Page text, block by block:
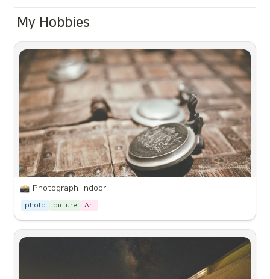
7214b84acbd3c1e의 스펙을 갖춘 스마트폰
◦
노키아 10: 6.5인치 LCD 디스플레이, 6GB RAM, 128GB 저장공
https://www.itworld.co.kr/topnews/279613#csidx47eb6141ffd205
19b47abf47ce171a6
화상회의 수요가 감소하는 이유는 다음과 같다.
◦ 코로나19 백신 접종률이 높아져서 대면 회의가 가능해졌다.
◦
화상회의의 품질과 안정성이 떨어져서 사용자들의 만족도가 낮아
졌다.
◦ 화상회의의 비용과 복잡성이 증가해서 관리하기 어려워졌다.
◦
화상회의의 과도한 사용이 직원들의 스트레스와 번아웃을 유발했
다.
◦ 화상회의의 한계로 인해 협업과 창의성이 저하되었다.
• 화상회의의 수요를 늘리기 위해서는 다음과 같은 방안이 필요하다.
◦
화상회의의 품질과 안정성을 개선하고, 다양한 플랫폼과 호환되도
록 하여 사용자 경험을 향상시킨다.
◦
화상회의의 비용과 복잡성을 감소시키고, 보안과 규정을 준수하도
록 하여 관리자의 부담을 줄인다.
화상회의의 적절한 사용을 권장하고, 직원들의 휴식과 웰빙을 챙기
도록 하여 건강과 행복을 증진시킨다.
화상회의의 협업과 창의성을 촉진하고, 다양한 커뮤니케이션 방식
My Hobbies
Photograph-Indoor
photo picture Art